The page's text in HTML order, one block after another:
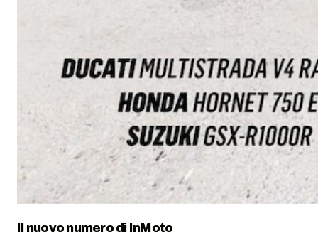
Il nuovo numero di InMoto